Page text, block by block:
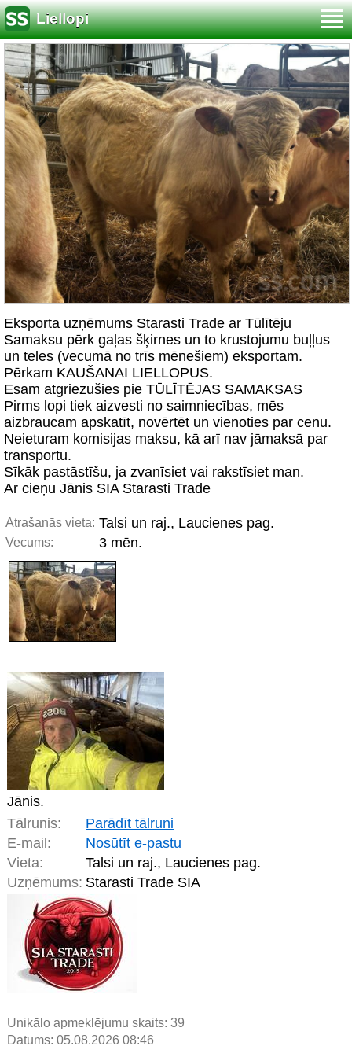
Liellopi
Eksporta uzņēmums Starasti Trade ar Tūlītēju
Samaksu pērk gaļas šķirnes un to krustojumu buļļus
un teles (vecumā no trīs mēnešiem) eksportam.
Pērkam KAUŠANAI LIELLOPUS.
Esam atgriezušies pie TŪLĪTĒJAS SAMAKSAS
Pirms lopi tiek aizvesti no saimniecības, mēs
aizbraucam apskatīt, novērtēt un vienoties par cenu.
Neieturam komisijas maksu, kā arī nav jāmaksā par
transportu.
Sīkāk pastāstīšu, ja zvanīsiet vai rakstīsiet man.
Ar cieņu Jānis SIA Starasti Trade
Atrašanās vieta: Talsi un raj., Laucienes pag.
Vecums: 3 mēn.
Jānis.
Tālrunis:
Parādīt tālruni
E-mail:
Nosūtīt e-pastu
Vieta:
Talsi un raj., Laucienes pag.
Uzņēmums: Starasti Trade SIA
Unikālo apmeklējumu skaits: 39
Datums: 05.08.2026 08:46